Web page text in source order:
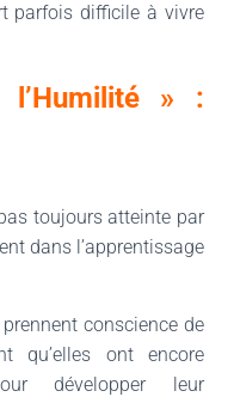
parfois difficile à vivre
» :
toujours atteinte par
dans l’apprentissage
conscience de
qu’elles ont encore
développer leur